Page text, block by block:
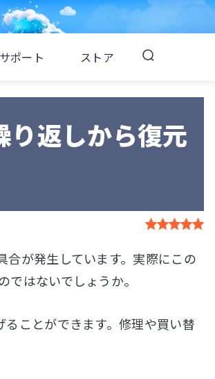
サポート ストア
返しから復元
が発生しています。実際にこの
はないでしょうか。
ことができます。修理や買い替